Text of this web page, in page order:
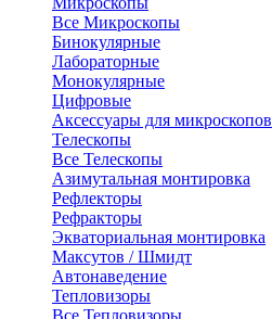
Все Микроскопы
Бинокулярные
Лабораторные
Монокулярные
Цифровые
Аксессуары для микроскопов
Телескопы
Все Телескопы
Азимутальная монтировка
Рефлекторы
Рефракторы
Экваториальная монтировка
Максутов / Шмидт
Автонаведение
Тепловизоры
Все Тепловизоры